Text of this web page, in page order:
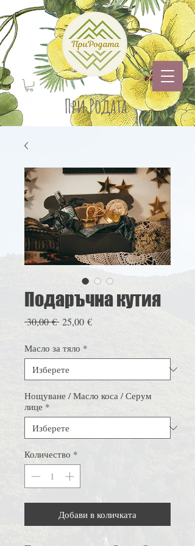
При Родата
Подаръчна кутия
30,00 € Редовна
25,00 €Продажна
Масло за тяло *
Нощуване / Масло коса / Серум
лице *
Количество *
Добави в количката